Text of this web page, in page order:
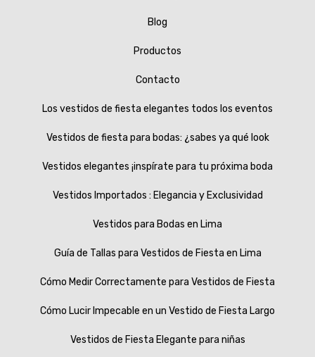
Blog
Productos
Contacto
Los vestidos de fiesta elegantes todos los eventos
Vestidos de fiesta para bodas: ¿sabes ya qué look
Vestidos elegantes ¡inspírate para tu próxima boda
Vestidos Importados : Elegancia y Exclusividad
Vestidos para Bodas en Lima
Guía de Tallas para Vestidos de Fiesta en Lima
Cómo Medir Correctamente para Vestidos de Fiesta
Cómo Lucir Impecable en un Vestido de Fiesta Largo
Vestidos de Fiesta Elegante para niñas